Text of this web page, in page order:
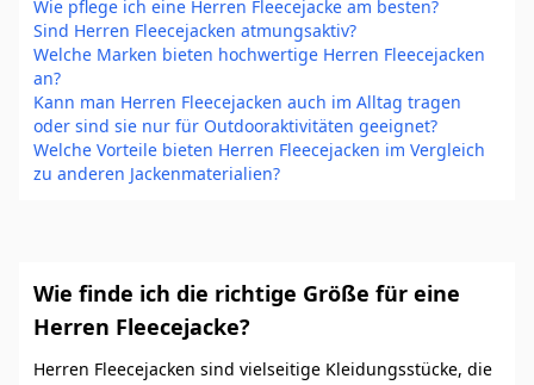
Wie pflege ich eine Herren Fleecejacke am besten?
Sind Herren Fleecejacken atmungsaktiv?
Welche Marken bieten hochwertige Herren Fleecejacken
an?
Kann man Herren Fleecejacken auch im Alltag tragen
oder sind sie nur für Outdooraktivitäten geeignet?
Welche Vorteile bieten Herren Fleecejacken im Vergleich
zu anderen Jackenmaterialien?
Wie finde ich die richtige Größe für eine
Herren Fleecejacke?
Herren Fleecejacken sind vielseitige Kleidungsstücke, die